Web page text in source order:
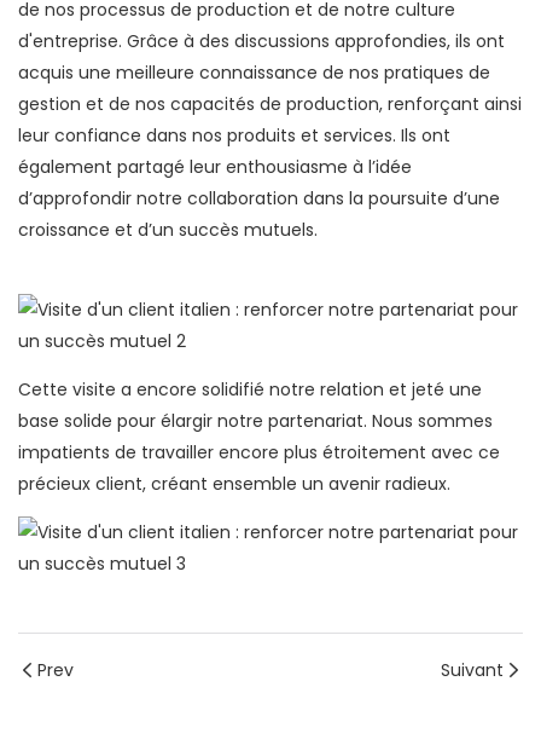
de nos processus de production et de notre culture
d'entreprise. Grâce à des discussions approfondies, ils ont
acquis une meilleure connaissance de nos pratiques de
gestion et de nos capacités de production, renforçant ainsi
leur confiance dans nos produits et services. Ils ont
également partagé leur enthousiasme à l’idée
d’approfondir notre collaboration dans la poursuite d’une
croissance et d’un succès mutuels.
Cette visite a encore solidifié notre relation et jeté une
base solide pour élargir notre partenariat. Nous sommes
impatients de travailler encore plus étroitement avec ce
précieux client, créant ensemble un avenir radieux.
Prev Suivant